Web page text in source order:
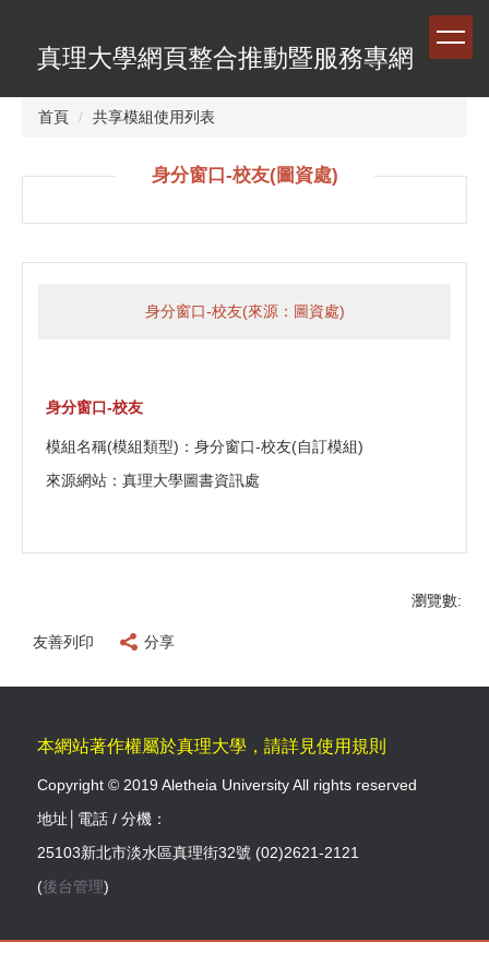
真理大學網頁整合推動暨服務專網
首頁 共享模組使用列表
身分窗口-校友(圖資處)
身分窗口-校友(來源：圖資處)
身分窗口-校友
模組名稱(模組類型)：身分窗口-校友(自訂模組)
來源網站：真理大學圖書資訊處
瀏覽數:
友善列印 分享
本網站著作權屬於真理大學，請詳見使用規則
Copyright © 2019 Aletheia University All rights reserved
地址│電話 / 分機：
25103新北市淡水區真理街32號 (02)2621-2121
(後台管理)